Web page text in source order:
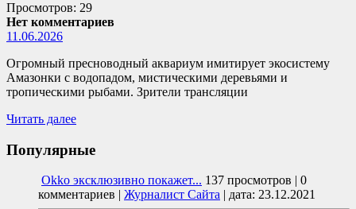
Просмотров: 29
Нет комментариев
11.06.2026
Огромный пресноводный аквариум имитирует экосистему
Амазонки с водопадом, мистическими деревьями и
тропическими рыбами. Зрители трансляции
Читать далее
Популярные
Okko эксклюзивно покажет... 137 просмотров
0
комментариев
Журналист Сайта дата: 23.12.2021